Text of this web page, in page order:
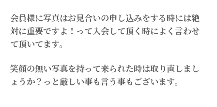
会員様に写真はお見合いの申し込みをする時には絶
対に重要ですよ！って入会して頂く時によく言わせ
て頂いてます。
笑顔の無い写真を持って来られた時は取り直しまし
ょうか？っと厳しい事も言う事もございます。